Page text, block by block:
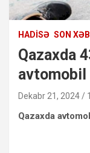
HADISƏ SON
Qazaxda
avtomobil
Dekabr 21, 2024 /
Qazaxda